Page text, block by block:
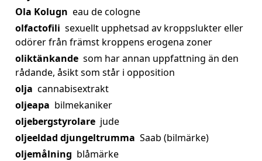
Ola Kolugn eau de cologne
olfactofili sexuellt upphetsad av kroppslukter eller
odörer från främst kroppens erogena zoner
oliktänkande som har annan uppfattning än den
rådande, åsikt som står i opposition
olja cannabisextrakt
oljeapa bilmekaniker
oljebergstyrolare jude
oljeeldad djungeltrumma Saab (bilmärke)
oljemålning blåmärke